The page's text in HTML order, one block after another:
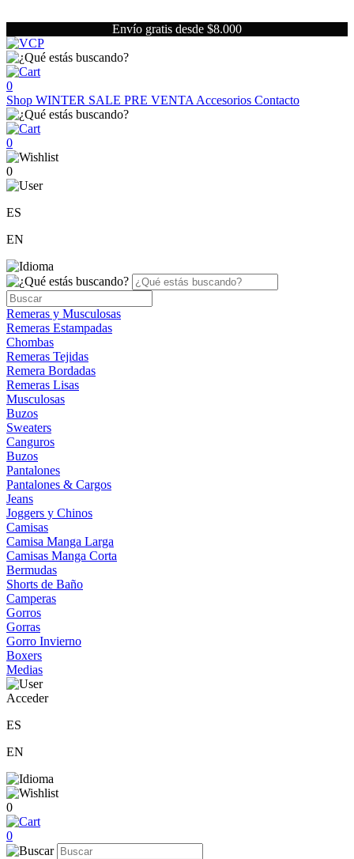
Envío gratis desde $8.000
0
Shop WINTER SALE PRE VENTA Accesorios Contacto
0
0
ES
EN
Remeras y Musculosas
Remeras Estampadas
Chombas
Remeras Tejidas
Remera Bordadas
Remeras Lisas
Musculosas
Buzos
Sweaters
Canguros
Buzos
Pantalones
Pantalones & Cargos
Jeans
Joggers y Chinos
Camisas
Camisa Manga Larga
Camisas Manga Corta
Bermudas
Shorts de Baño
Camperas
Gorros
Gorras
Gorro Invierno
Boxers
Medias
Acceder
ES
EN
0
0